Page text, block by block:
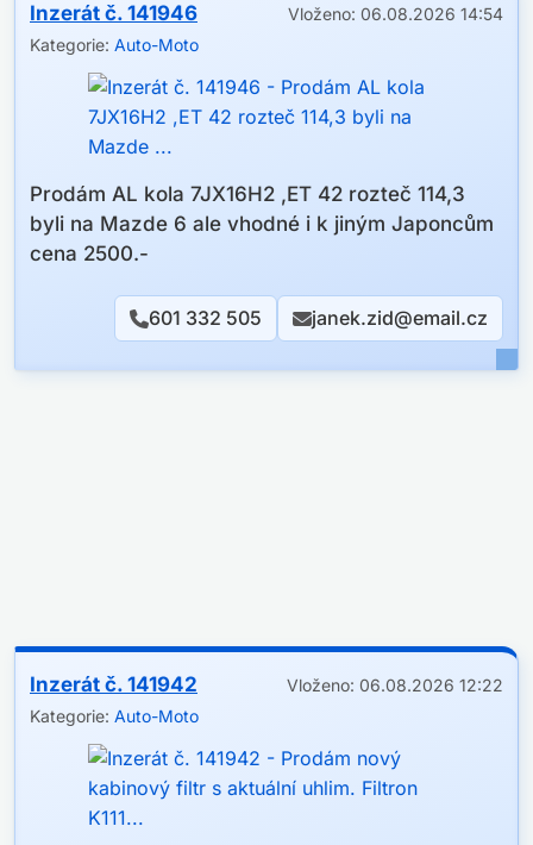
Inzerát č. 141946
Vloženo: 06.08.2026 14:54
Kategorie: Auto-Moto
Prodám AL kola 7JX16H2 ,ET 42 rozteč 114,3
byli na Mazde 6 ale vhodné i k jiným Japoncům
cena 2500.-
601 332 505 janek.zid@email.cz
Inzerát č. 141942
Vloženo: 06.08.2026 12:22
Kategorie: Auto-Moto